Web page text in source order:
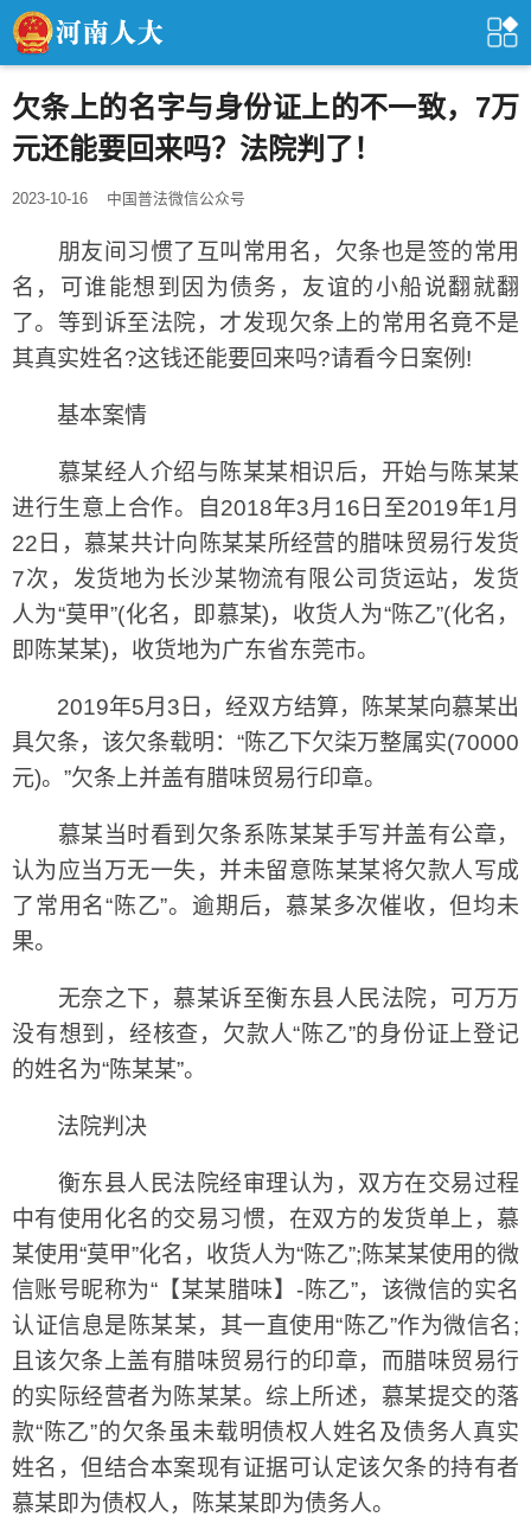
欠条上的名字与身份证上的不一致，7万
元还能要回来吗？法院判了！
2023-10-16 中国普法微信公众号
朋友间习惯了互叫常用名，欠条也是签的常用
名，可谁能想到因为债务，友谊的小船说翻就翻
了。等到诉至法院，才发现欠条上的常用名竟不是
其真实姓名?这钱还能要回来吗?请看今日案例!
基本案情
慕某经人介绍与陈某某相识后，开始与陈某某
进行生意上合作。自2018年3月16日至2019年1月
22日，慕某共计向陈某某所经营的腊味贸易行发货
7次，发货地为长沙某物流有限公司货运站，发货
人为“莫甲”(化名，即慕某)，收货人为“陈乙”(化名，
即陈某某)，收货地为广东省东莞市。
2019年5月3日，经双方结算，陈某某向慕某出
具欠条，该欠条载明：“陈乙下欠柒万整属实(70000
元)。”欠条上并盖有腊味贸易行印章。
慕某当时看到欠条系陈某某手写并盖有公章，
认为应当万无一失，并未留意陈某某将欠款人写成
了常用名“陈乙”。逾期后，慕某多次催收，但均未
果。
无奈之下，慕某诉至衡东县人民法院，可万万
没有想到，经核查，欠款人“陈乙”的身份证上登记
的姓名为“陈某某”。
法院判决
衡东县人民法院经审理认为，双方在交易过程
中有使用化名的交易习惯，在双方的发货单上，慕
某使用“莫甲”化名，收货人为“陈乙”;陈某某使用的微
信账号昵称为“【某某腊味】-陈乙”，该微信的实名
认证信息是陈某某，其一直使用“陈乙”作为微信名;
且该欠条上盖有腊味贸易行的印章，而腊味贸易行
的实际经营者为陈某某。综上所述，慕某提交的落
款“陈乙”的欠条虽未载明债权人姓名及债务人真实
姓名，但结合本案现有证据可认定该欠条的持有者
慕某即为债权人，陈某某即为债务人。